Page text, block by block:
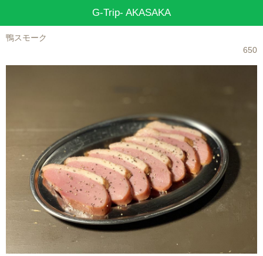
G-Trip- AKASAKA
鴨スモーク
650